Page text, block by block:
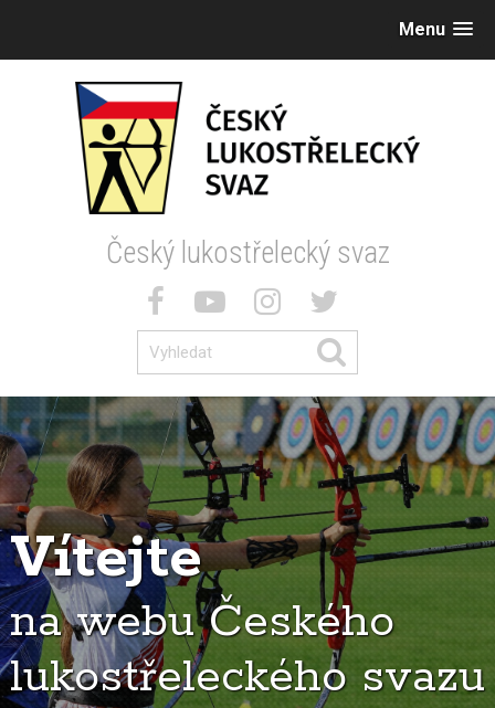
Menu
Český lukostřelecký svaz
Vítejte
na webu Českého
lukostřeleckého svazu